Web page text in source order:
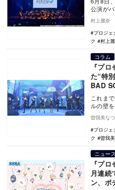
公演が
様子を…
村上麗奈
プロジェ
ク
村上
コラム
『プ
た“特
BAD
これま
ルの壁
る“コネ
ーム『
曽我美な
プロジェ
ク
曽我
ニュース
『プ
月連
ン、ポ